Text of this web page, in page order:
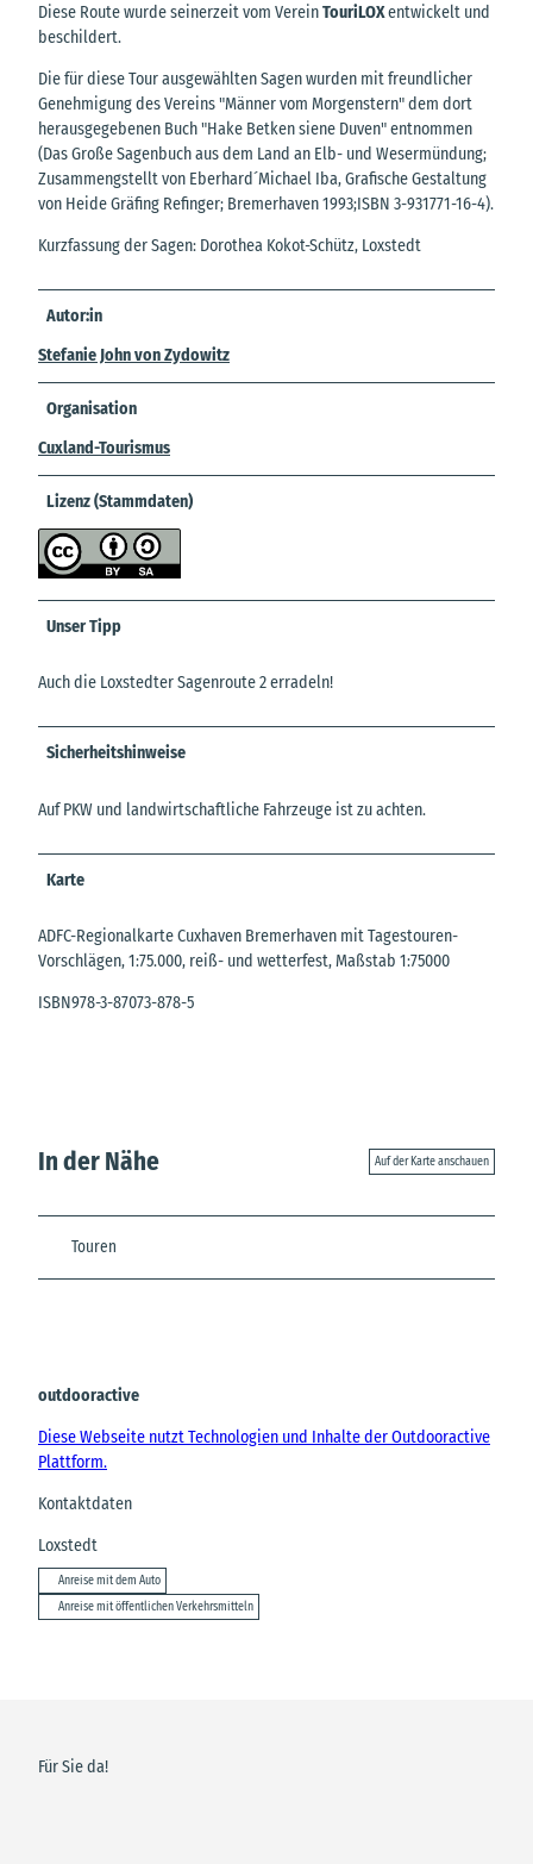
Diese Route wurde seinerzeit vom VereinTouriLOXentwickelt und
beschildert.
Die für diese Tour ausgewählten Sagen wurden mit freundlicher
Genehmigung des Vereins "Männer vom Morgenstern" dem dort
herausgegebenen Buch "Hake Betken siene Duven" entnommen
(Das Große Sagenbuch aus dem Land an Elb- und Wesermündung;
Zusammengstellt von Eberhard´Michael Iba, Grafische Gestaltung
von Heide Gräfing Refinger; Bremerhaven 1993;ISBN 3-931771-16-4).
Kurzfassung der Sagen: Dorothea Kokot-Schütz, Loxstedt
Autor:in
Stefanie John von Zydowitz
Organisation
Cuxland-Tourismus
Lizenz (Stammdaten)
Unser Tipp
Auch die Loxstedter Sagenroute 2 erradeln!
Sicherheitshinweise
Auf PKW und landwirtschaftliche Fahrzeuge ist zu achten.
Karte
ADFC-Regionalkarte Cuxhaven Bremerhaven mit Tagestouren-
Vorschlägen, 1:75.000, reiß- und wetterfest, Maßstab 1:75000
ISBN978-3-87073-878-5
In der Nähe Auf der Karte anschauen
Touren
outdooractive
Diese Webseite nutzt Technologien und Inhalte der Outdooractive
Plattform.
Kontaktdaten
Loxstedt
Anreise mit dem Auto
Anreise mit öffentlichen Verkehrsmitteln
Für Sie da!